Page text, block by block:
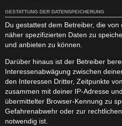
GESTATTUNG DER DATENSPEICHERUNG
Du gestattest dem Betreiber, die
näher spezifizierten Daten zu
und anbieten zu können.
Darüber hinaus ist der Betreiber
Interessenabwägung zwischen
den Interessen Dritter, Zeitpunkte
zusammen mit deiner IP-Adresse
übermittelter Browser-Kennung zu
Gefahrenabwehr oder zur
notwendig ist.